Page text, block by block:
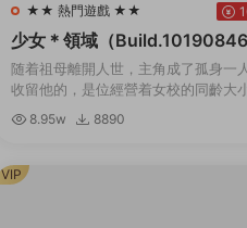
★★ 熱門遊戲 ★★
少女＊領域（
1.0.2）
随着祖母離開人世，主角成了孤身一人
收留他的，是位經營着女校的同齡大
服，住進女生宿舍。但是，與他共同生
8.95w 8890
VIP